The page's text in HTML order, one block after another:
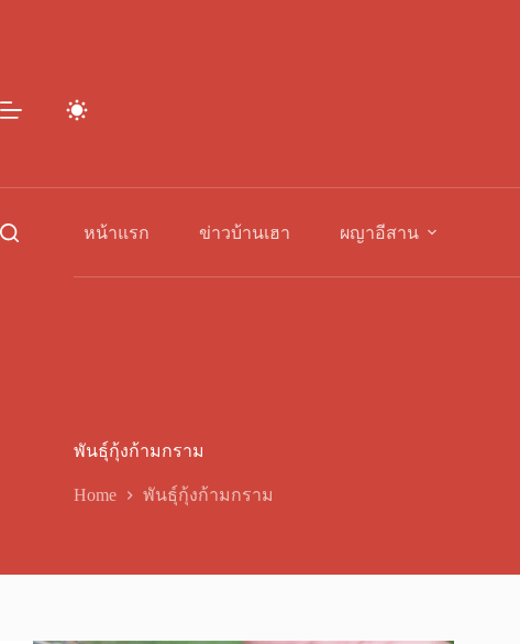
หน้าแรก ข่าวบ้านเฮา ผญาอีสาน
พันธุ์กุ้งก้ามกราม
Home พันธุ์กุ้งก้ามกราม